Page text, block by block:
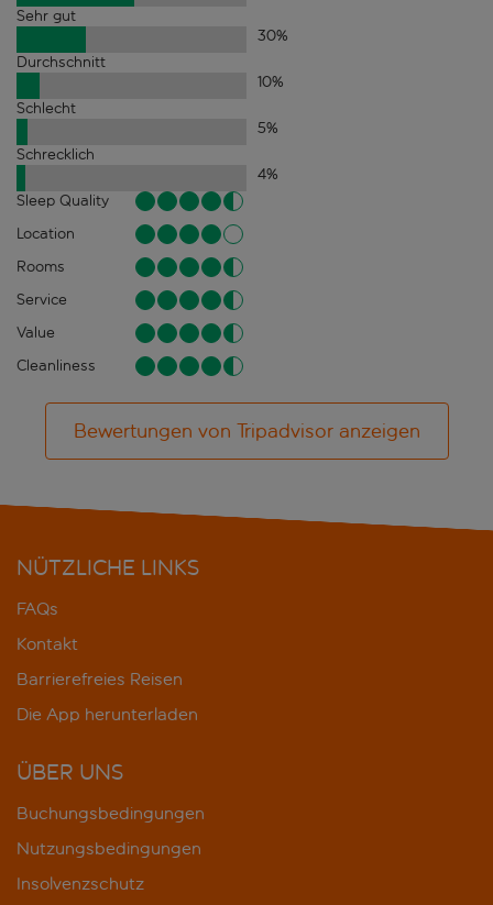
Sehr gut
30%
Durchschnitt
10%
Schlecht
5%
Schrecklich
4%
Sleep Quality
Location
Rooms
Service
Value
Cleanliness
Bewertungen von Tripadvisor anzeigen
NÜTZLICHE LINKS
FAQs
Kontakt
Barrierefreies Reisen
Die App herunterladen
ÜBER UNS
Buchungsbedingungen
Nutzungsbedingungen
Insolvenzschutz